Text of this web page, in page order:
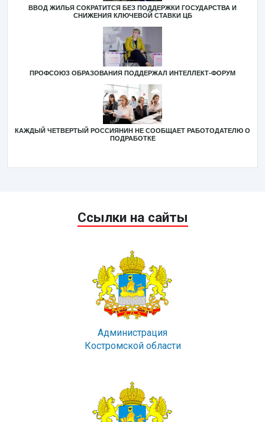
ВВОД ЖИЛЬЯ СОКРАТИТСЯ БЕЗ ПОДДЕРЖКИ ГОСУДАРСТВА И
СНИЖЕНИЯ КЛЮЧЕВОЙ СТАВКИ ЦБ
ПРОФСОЮЗ ОБРАЗОВАНИЯ ПОДДЕРЖАЛ ИНТЕЛЛЕКТ-ФОРУМ
КАЖДЫЙ ЧЕТВЕРТЫЙ РОССИЯНИН НЕ СООБЩАЕТ РАБОТОДАТЕЛЮ О
ПОДРАБОТКЕ
Ссылки на сайты
Администрация
Костромской области